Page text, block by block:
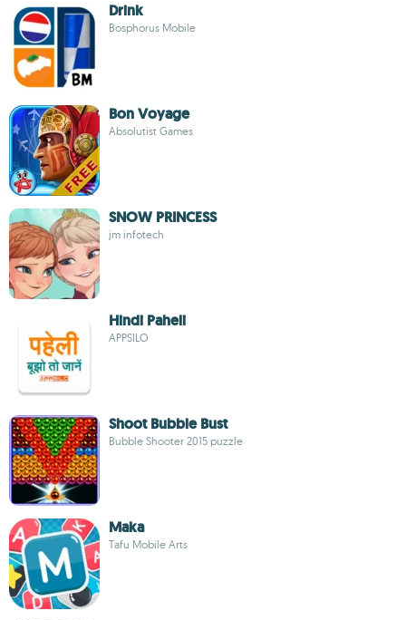
Drink
Bosphorus Mobile
Bon Voyage
Absolutist Games
SNOW PRINCESS
jm infotech
Hindi Paheli
APPSILO
Shoot Bubble Bust
Bubble Shooter 2015 puzzle
Maka
Tafu Mobile Arts